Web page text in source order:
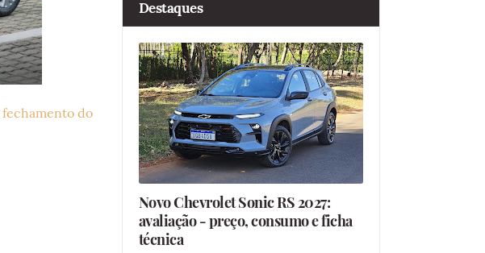
fechamento do
Destaques
Novo Chevrolet Sonic RS 2027:
avaliação - preço, consumo e ficha
técnica